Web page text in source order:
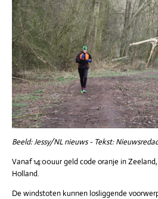
Beeld: Jessy/NL nieuws - Tekst:
Vanaf 14:00uur geld code oranje in
Holland.
De windstoten kunnen losliggende